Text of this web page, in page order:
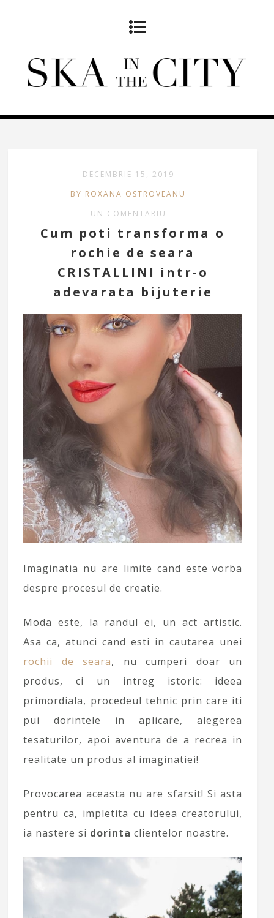
DECEMBRIE 15, 2019
BY ROXANA OSTROVEANU
UN COMENTARIU
Cum poti transforma o
rochie de seara
CRISTALLINI intr-o
adevarata bijuterie
Imaginatia nu are limite cand este vorba
despre procesul de creatie.
Moda este, la randul ei, un act artistic.
Asa ca, atunci cand esti in cautarea unei
rochii de seara, nu cumperi doar un
produs, ci un intreg istoric: ideea
primordiala, procedeul tehnic prin care iti
pui dorintele in aplicare, alegerea
tesaturilor, apoi aventura de a recrea in
realitate un produs al imaginatiei!
Provocarea aceasta nu are sfarsit! Si asta
pentru ca, impletita cu ideea creatorului,
ia nastere si dorinta clientelor noastre.